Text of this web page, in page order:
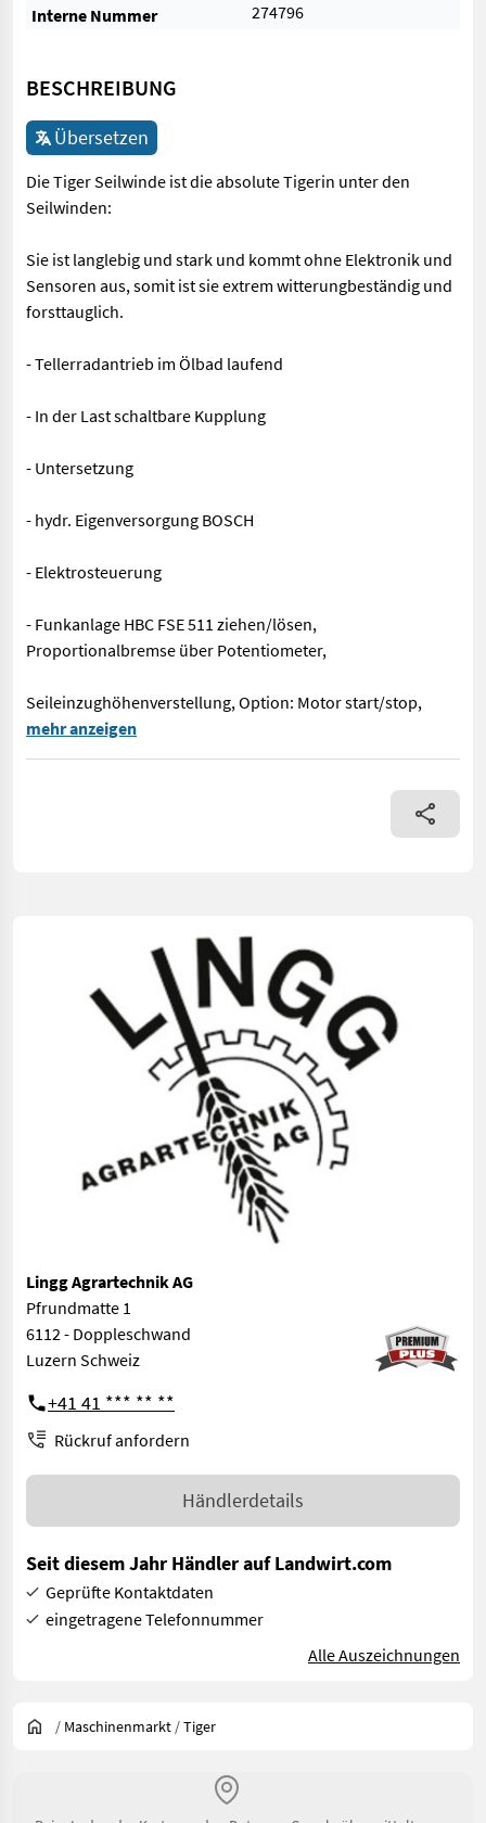
Interne Nummer
274796
BESCHREIBUNG
Übersetzen
Die Tiger Seilwinde ist die absolute Tigerin unter den
Seilwinden:
Sie ist langlebig und stark und kommt ohne Elektronik und
Sensoren aus, somit ist sie extrem witterungbeständig und
forsttauglich.
- Tellerradantrieb im Ölbad laufend
- In der Last schaltbare Kupplung
- Untersetzung
- hydr. Eigenversorgung BOSCH
- Elektrosteuerung
- Funkanlage HBC FSE 511 ziehen/lösen,
Proportionalbremse über Potentiometer,
Seileinzughöhenverstellung, Option: Motor start/stop,
Die Tiger Seilwinde ist die absolute Tigerin unter den
mehr anzeigen
Lingg Agrartechnik AG
Pfrundmatte 1
6112 - Doppleschwand
Luzern Schweiz
+41 41 *** ** **
Rückruf anfordern
Händlerdetails
Seit diesem Jahr Händler auf Landwirt.com
Geprüfte Kontaktdaten
eingetragene Telefonnummer
Alle Auszeichnungen
/ Maschinenmarkt /Tiger